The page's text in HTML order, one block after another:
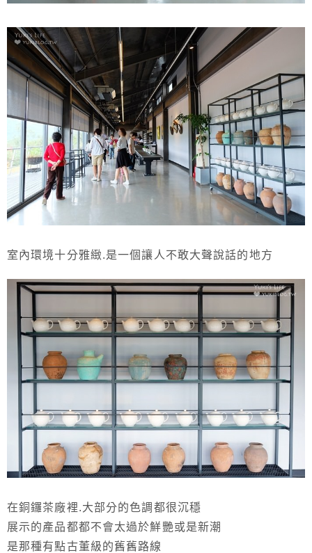
室內環境十分雅緻.是一個讓人不敢大聲說話的地方
在銅鑼茶廠裡.大部分的色調都很沉穩
展示的產品都都不會太過於鮮艷或是新潮
是那種有點古董級的舊舊路線